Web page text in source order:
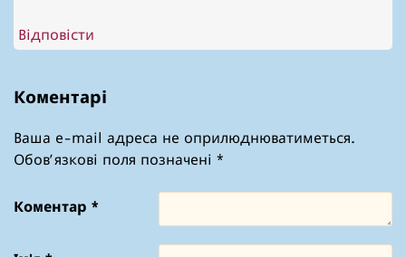
Відповісти
Коментарі
Ваша e-mail адреса не оприлюднюватиметься.
Обов’язкові поля позначені *
Коментар *